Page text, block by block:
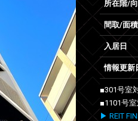
所在階/
間取/面積
入居日
情報更新
■301号室
■1101号
▶ REIT